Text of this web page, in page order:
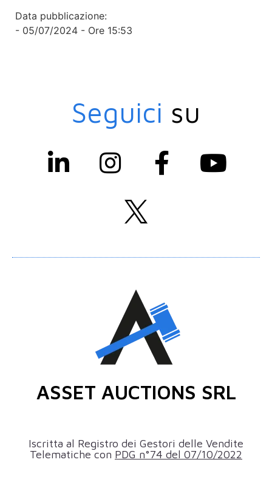
Data pubblicazione:
- 05/07/2024 - Ore 15:53
Seguici su
ASSET AUCTIONS SRL
Iscritta al Registro dei Gestori delle Vendite
Telematiche con PDG n°74 del 07/10/2022